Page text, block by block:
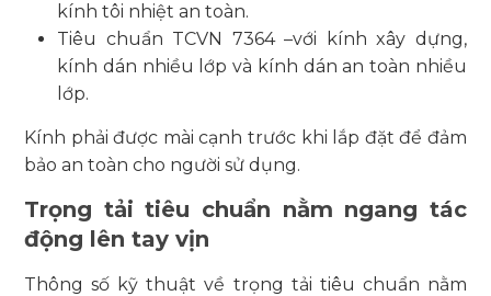
kính tôi nhiệt an toàn.
Tiêu chuẩn TCVN 7364 –với kính xây dựng,
kính dán nhiều lớp và kính dán an toàn nhiều
lớp.
Kính phải được mài cạnh trước khi lắp đặt để đảm
bảo an toàn cho người sử dụng.
Trọng tải tiêu chuẩn nằm ngang tác
động lên tay vịn
Thông số kỹ thuật về trọng tải tiêu chuẩn nằm